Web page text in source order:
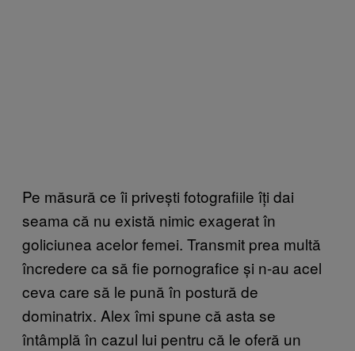
Pe măsură ce îi privești fotografiile îți dai
seama că nu există nimic exagerat în
goliciunea acelor femei. Transmit prea multă
încredere ca să fie pornografice și n-au acel
ceva care să le pună în postură de
dominatrix. Alex îmi spune că asta se
întâmplă în cazul lui pentru că le oferă un